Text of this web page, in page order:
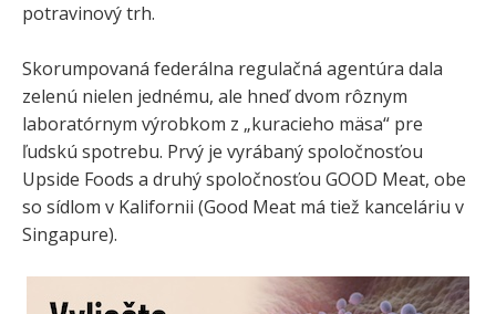
potravinový trh.
Skorumpovaná federálna regulačná agentúra dala
zelenú nielen jednému, ale hneď dvom rôznym
laboratórnym výrobkom z „kuracieho mäsa“ pre
ľudskú spotrebu. Prvý je vyrábaný spoločnosťou
Upside Foods a druhý spoločnosťou GOOD Meat, obe
so sídlom v Kalifornii (Good Meat má tiež kanceláriu v
Singapure).